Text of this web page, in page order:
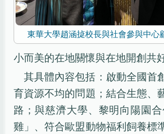
東華大學趙涵㨗校長與社會參與中心
小而美的在地關懷與在地開創共
其具體內容包括：啟動全國首
育資源不均的問題；結合生態、
路；與慈濟大學、黎明向陽園
雞」、符合歐盟動物福利飼養標